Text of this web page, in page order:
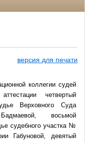
версия для печати
коллегии судей
четвертый
Верховного Суда
восьмой
судебного участка №
Габуновой, девятый